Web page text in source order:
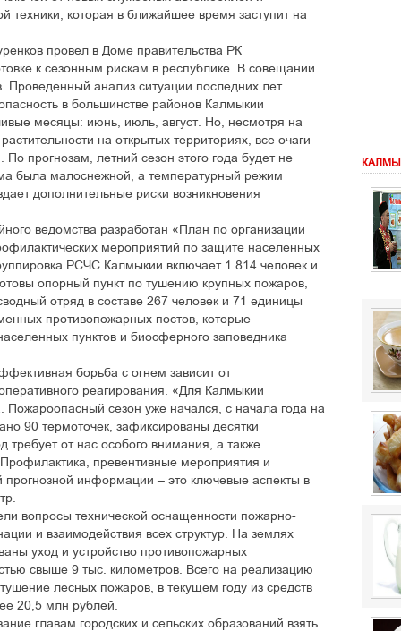
техники, которая в ближайшее время заступит на
провел в Доме правительства РК
к сезонным рискам в республике. В совещании
Проведенный анализ ситуации последних лет
в большинстве районов Калмыкии
месяцы: июнь, июль, август. Но, несмотря на
на открытых территориях, все очаги
прогнозам, летний сезон этого года будет не
была малоснежной, а температурный режим
дополнительные риски возникновения
ведомства разработан «План по организации
мероприятий по защите населенных
РСЧС Калмыкии включает 1 814 человек и
опорный пункт по тушению крупных пожаров,
отряд в составе 267 человек и 71 единицы
противопожарных постов, которые
пунктов и биосферного заповедника
борьба с огнем зависит от
реагирования. «Для Калмыкии
Пожароопасный сезон уже начался, с начала года на
90 термоточек, зафиксированы десятки
от нас особого внимания, а также
превентивные мероприятия и
прогнозной информации – это ключевые аспекты в
вопросы технической оснащенности пожарно-
и взаимодействия всех структур. На землях
уход и устройство противопожарных
свыше 9 тыс. километров. Всего на реализацию
лесных пожаров, в текущем году из средств
20,5 млн рублей.
главам городских и сельских образований взять